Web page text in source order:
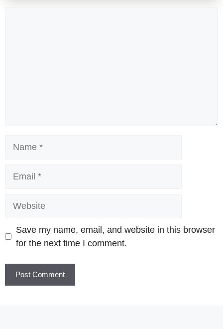
Save my name, email, and website in this browser
for the next time I comment.